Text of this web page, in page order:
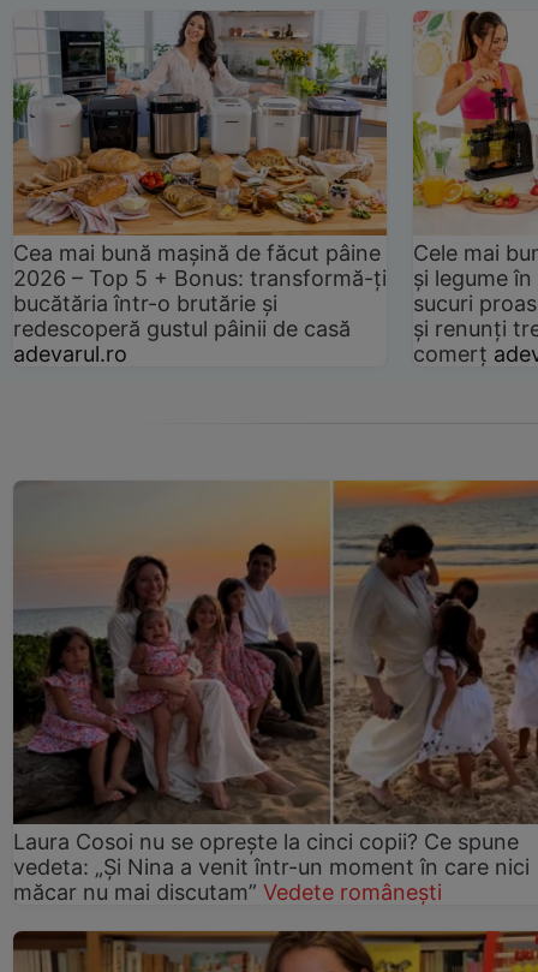
Cea mai bună mașină de făcut pâine
2026 – Top 5 + Bonus: transformă-ți
bucătăria într-o brutărie și
redescoperă gustul pâinii de casă
adevarul.ro
Cele mai
și legume
sucuri
și renunți
comerț
Laura Cosoi nu se oprește la cinci copii? Ce spune
vedeta: „Și Nina a venit într-un moment în care nici
măcar nu mai discutam” Vedete românești